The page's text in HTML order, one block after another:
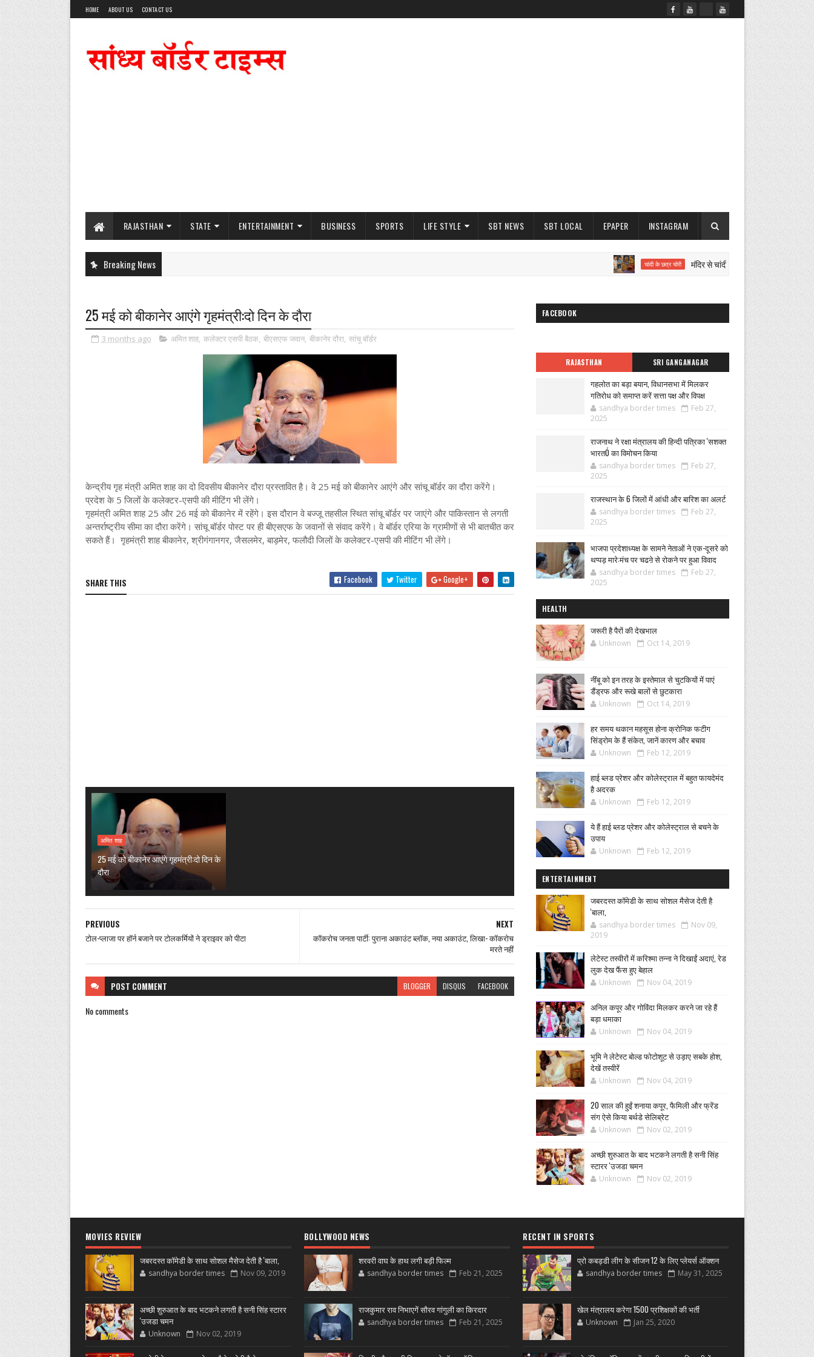
HOME ABOUT US CONTACT US
RAJASTHAN STATE ENTERTAINMENT BUSINESS SPORTS LIFE STYLE SBT NEWS SBT LOCAL EPAPER INSTAGRAM
Breaking News चांदी के छत्र चोरी मंदिर से चांदी के छत्र व गुल्लक चोरी
25 मई को बीकानेर आएंगे गृहमंत्री:दो दिन के दौरा
3 months ago अमित शाह, कलेक्टर एसपी बैठक, बीएसएफ जवान, बीकानेर दौरा, सांचू बॉर्डर
केन्द्रीय गृह मंत्री अमित शाह का दो दिवसीय बीकानेर दौरा प्रस्तावित है। वे 25 मई को बीकानेर आएंगे और सांचू बॉर्डर का दौरा करेंगे।
प्रदेश के 5 जिलों के कलेक्टर-एसपी की मीटिंग भी लेंगे।
गृहमंत्री अमित शाह 25 और 26 मई को बीकानेर में रहेंगे। इस दौरान वे बज्जू तहसील स्थित सांचू बॉर्डर पर जाएंगे और पाकिस्तान से लगती
अन्तर्राष्ट्रीय सीमा का दौरा करेंगे। सांचू बॉर्डर पोस्ट पर ही बीएसएफ के जवानों से संवाद करेंगे। वे बॉर्डर एरिया के ग्रामीणों से भी बातचीत कर
सकते हैं। गृहमंत्री शाह बीकानेर, श्रीगंगानगर, जैसलमेर, बाड़मेर, फलौदी जिलों के कलेक्टर-एसपी की मीटिंग भी लेंगे।
SHARE THIS Facebook Twitter Google+
अमित शाह
25 मई को बीकानेर आएंगे गृहमंत्री:दो दिन के
दौरा
NEXT
कॉकरोच जनता पार्टी: पुराना अकाउंट ब्लॉक, नया अकाउंट, लिखा- कॉकरोच
मरते नहीं
PREVIOUS
टोल-प्लाजा पर हॉर्न बजाने पर टोलकर्मियों ने ड्राइवर को पीटा
POST COMMENT BLOGGER DISQUS FACEBOOK
No comments
FACEBOOK
RAJASTHAN SRI GANGANAGAR
गहलोत का बड़ा बयान, विधानसभा में मिलकर
गतिरोध को समाप्त करें सत्ता पक्ष और विपक्ष
sandhya border times
Feb 27,
2025
राजनाथ ने रक्षा मंत्रालय की हिन्दी पत्रिका 'सशक्त
भारतÓ का विमोचन किया
sandhya border times
Feb 27,
2025
राजस्थान के 6 जिलों में आंधी और बारिश का अलर्ट
sandhya border times
Feb 27,
2025
भाजपा प्रदेशाध्यक्ष के सामने नेताओं ने एक-दूसरे को
थप्पड़ मारे:मंच पर चढऩे से रोकने पर हुआ विवाद
sandhya border times
Feb 27,
2025
HEALTH
जरूरी है पैरों की देखभाल
Unknown Oct 14, 2019
नींबू को इन तरह के इस्तेमाल से चुटकियों में पाएं
डैंड्रफ और रूखे बालों से छुटकारा
Unknown Oct 14, 2019
हर समय थकान महसूस होना क्रोनिक फटीग
सिंड्रोम के हैं संकेत, जानें कारण और बचाव
Unknown Feb 12, 2019
हाई ब्लड प्रेशर और कोलेस्ट्राल में बहुत फायदेमंद
है अदरक
Unknown Feb 12, 2019
ये हैं हाई ब्लड प्रेशर और कोलेस्ट्राल से बचने के
उपाय
Unknown Feb 12, 2019
ENTERTAINMENT
जबरदस्त कॉमेडी के साथ सोशल मैसेज देती है
'बाला,
sandhya border times
Nov 09,
2019
लेटेस्ट तस्वीरों में करिश्मा तन्ना ने दिखाईं अदाएं, रेड
लुक देख फैंस हुए बेहाल
Unknown Nov 04, 2019
अनिल कपूर और गोविंदा मिलकर करने जा रहे हैं
बड़ा धमाका
Unknown Nov 04, 2019
भूमि ने लेटेस्ट बोल्ड फोटोशूट से उड़ाए सबके होश,
देखें तस्वीरें
Unknown Nov 04, 2019
20 साल की हुईं शनाया कपूर, फैमिली और फ्रेंड
संग ऐसे किया बर्थडे सेलिब्रेट
Unknown Nov 02, 2019
अच्छी शुरुआत के बाद भटकने लगती है सनी सिंह
स्टारर 'उजडा चमन
Unknown Nov 02, 2019
MOVIES REVIEW
जबरदस्त कॉमेडी के साथ सोशल मैसेज देती है 'बाला,
sandhya border times Nov 09, 2019
अच्छी शुरुआत के बाद भटकने लगती है सनी सिंह स्टारर
'उजडा चमन
Unknown Nov 02, 2019
BOLLYWOOD NEWS
शरवरी वाघ के हाथ लगी बड़ी फिल्म
sandhya border times Feb 21, 2025
राजकुमार राव निभाएगें सौरव गांगुली का किरदार
sandhya border times Feb 21, 2025
RECENT IN SPORTS
प्रो कबड्डी लीग के सीजन 12 के लिए प्लेयर्स ऑक्शन
sandhya border times May 31, 2025
खेल मंत्रालय करेगा 1500 प्रशिक्षकों की भर्ती
Unknown Jan 25, 2020